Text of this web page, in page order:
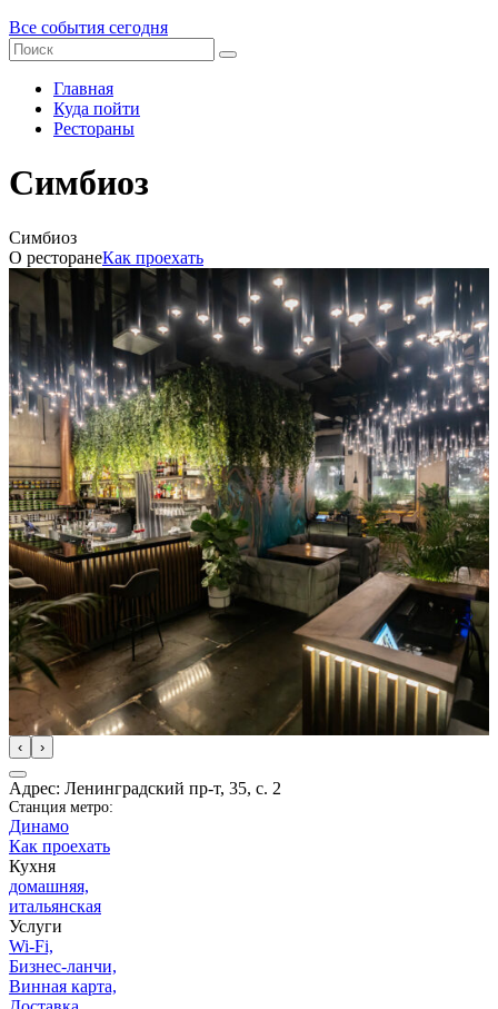
Все события сегодня
Главная
Куда пойти
Рестораны
Симбиоз
Симбиоз
О ресторанеКак проехать
‹ ›
Адрес: Ленинградский пр-т, 35, с. 2
Станция метро:
Динамо
Как проехать
Кухня
домашняя,
итальянская
Услуги
Wi-Fi,
Бизнес-ланчи,
Винная карта,